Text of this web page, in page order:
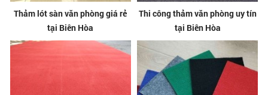
Thảm lót sàn văn phòng giá rẻ
tại Biên Hòa
Thi công thảm văn phòng uy tín
tại Biên Hòa